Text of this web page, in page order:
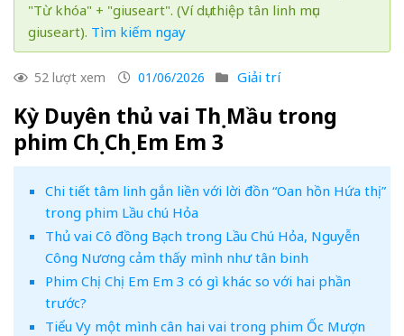
"Từ khóa" + "giuseart". (Ví dụ: thiệp tân linh mục
giuseart). Tìm kiếm ngay
52 lượt xem 01/06/2026 Giải trí
Kỳ Duyên thủ vai Thị Mầu trong
phim Chị Chị Em Em 3
Chi tiết tâm linh gắn liền với lời đồn “Oan hồn Hứa thị”
trong phim Lầu chú Hỏa
Thủ vai Cô đồng Bạch trong Lầu Chú Hỏa, Nguyễn
Công Nương cảm thấy mình như tân binh
Phim Chị Chị Em Em 3 có gì khác so với hai phần
trước?
Tiểu Vy một mình cân hai vai trong phim Ốc Mượn